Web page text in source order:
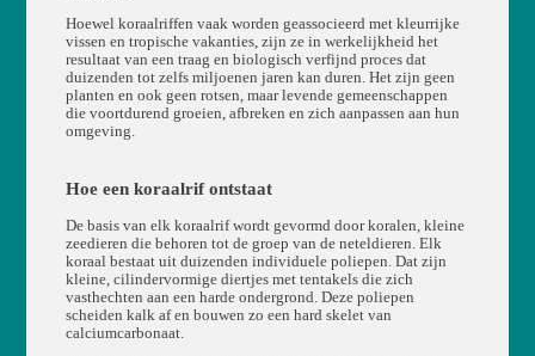
Hoewel koraalriffen vaak worden geassocieerd met kleurrijke
vissen en tropische vakanties, zijn ze in werkelijkheid het
resultaat van een traag en biologisch verfijnd proces dat
duizenden tot zelfs miljoenen jaren kan duren. Het zijn geen
planten en ook geen rotsen, maar levende gemeenschappen
die voortdurend groeien, afbreken en zich aanpassen aan hun
omgeving.
Hoe een koraalrif ontstaat
De basis van elk koraalrif wordt gevormd door koralen, kleine
zeedieren die behoren tot de groep van de neteldieren. Elk
koraal bestaat uit duizenden individuele poliepen. Dat zijn
kleine, cilindervormige diertjes met tentakels die zich
vasthechten aan een harde ondergrond. Deze poliepen
scheiden kalk af en bouwen zo een hard skelet van
calciumcarbonaat.